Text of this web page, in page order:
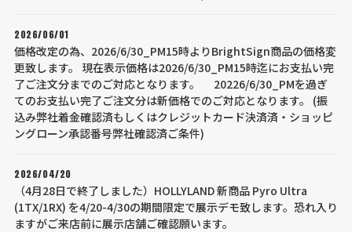
2026/06/01
価格改定の為、2026/6/30_PM15時よりBrightSign商品の価格変
更致します。 現在表示価格は2026/6/30_PM15時迄にお支払い完
了ご注文分までのご対応となります。 20226/6/30_PMを過ぎ
てのお支払い完了ご注文分は新価格でのご対応となります。 (振
込み弊社着金確認済もしくはクレジットカード決済済・ショッピ
ングローン承認番号弊社確認済ご条件)
2026/04/20
（4月28日で終了しました）HOLLYLAND 新商品 Pyro Ultra
(1TX/1RX) を4/20-4/30の期間限定で展示デモ致します。恐れ入り
ますがご来店前に展示店舗ご確認願います。